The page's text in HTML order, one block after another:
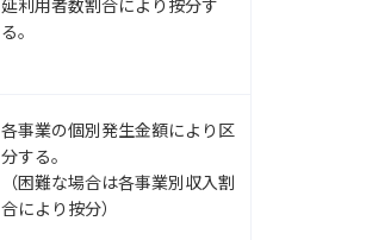
延利用者数割合により按分す
る。
各事業の個別発生金額により区
分する。
（困難な場合は各事業別収入割
合により按分）